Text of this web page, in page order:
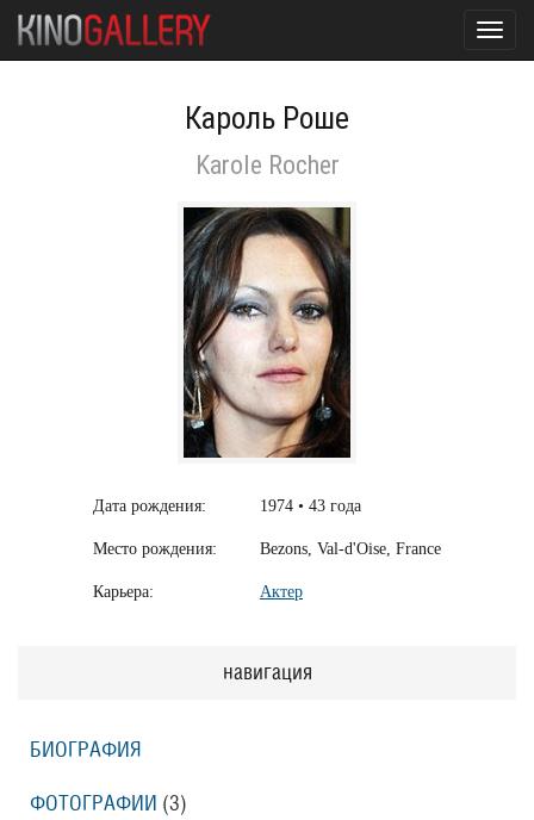
Кароль Роше
Karole Rocher
Дата рождения: 1974 • 43 года
Место рождения: Bezons, Val-d'Oise, France
Карьера: Актер
навигация
БИОГРАФИЯ
ФОТОГРАФИИ (3)